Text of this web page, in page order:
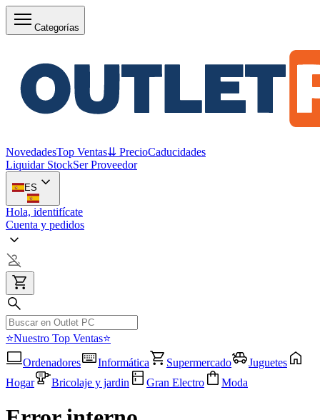
Categorías
NovedadesTop Ventas⇊ PrecioCaducidades
Liquidar StockSer Proveedor
ES
Hola, identifícate
Cuenta y pedidos
⭐Nuestro Top Ventas⭐
Ordenadores
Informática Supermercado
Juguetes
Hogar
Bricolaje y jardin Gran Electro Moda